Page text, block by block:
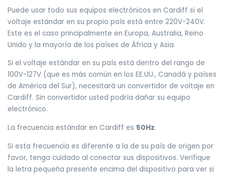
Puede usar todo sus equipos electrónicos en Cardiff si el
voltaje estándar en su propio país está entre 220V-240V.
Este es el caso principalmente en Europa, Australia, Reino
Unido y la mayoría de los países de África y Asia.
Si el voltaje estándar en su país está dentro del rango de
100V-127V (que es más común en los EE.UU., Canadá y países
de América del Sur), necesitará un convertidor de voltaje en
Cardiff. Sin convertidor usted podría dañar su equipo
electrónico.
La frecuencia estándar en Cardiff es 50Hz.
Si esta frecuencia es diferente a la de su país de origen por
favor, tenga cuidado al conectar sus dispositivos. Verifique
la letra pequeña presente encima del dispositivo para ver si